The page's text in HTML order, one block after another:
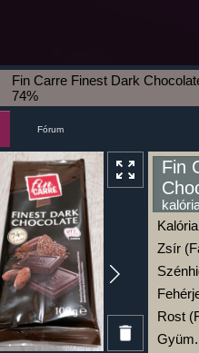
Fin Carre Finest Dark
74%
Fórum
Fin
Zsír
Rost